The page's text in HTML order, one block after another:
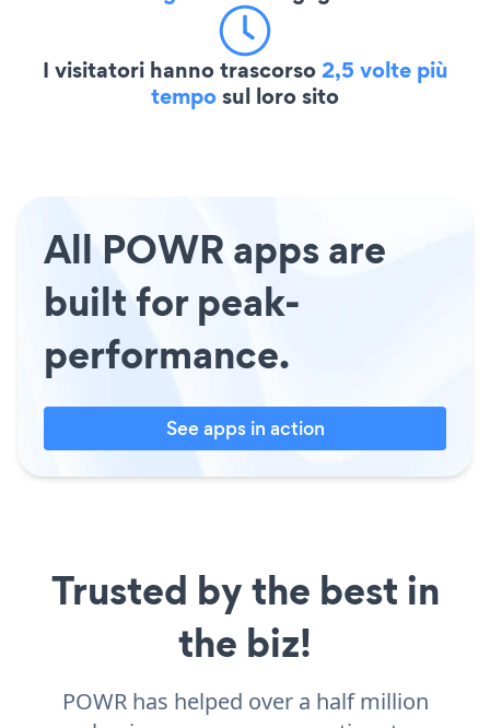
I visitatori hanno trascorso2,5 volte più
temposul loro sito
All POWR apps are
built for peak-
performance.
See apps in action
Trusted by the best in
the biz!
POWR has helped over a half million